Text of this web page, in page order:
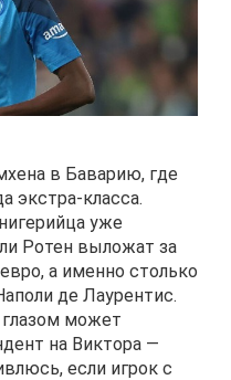
в Баварию, где
экстра-класса.
уже
Ротен выложат за
а именно столько
де Лаурентис.
может
на Виктора —
если игрок с